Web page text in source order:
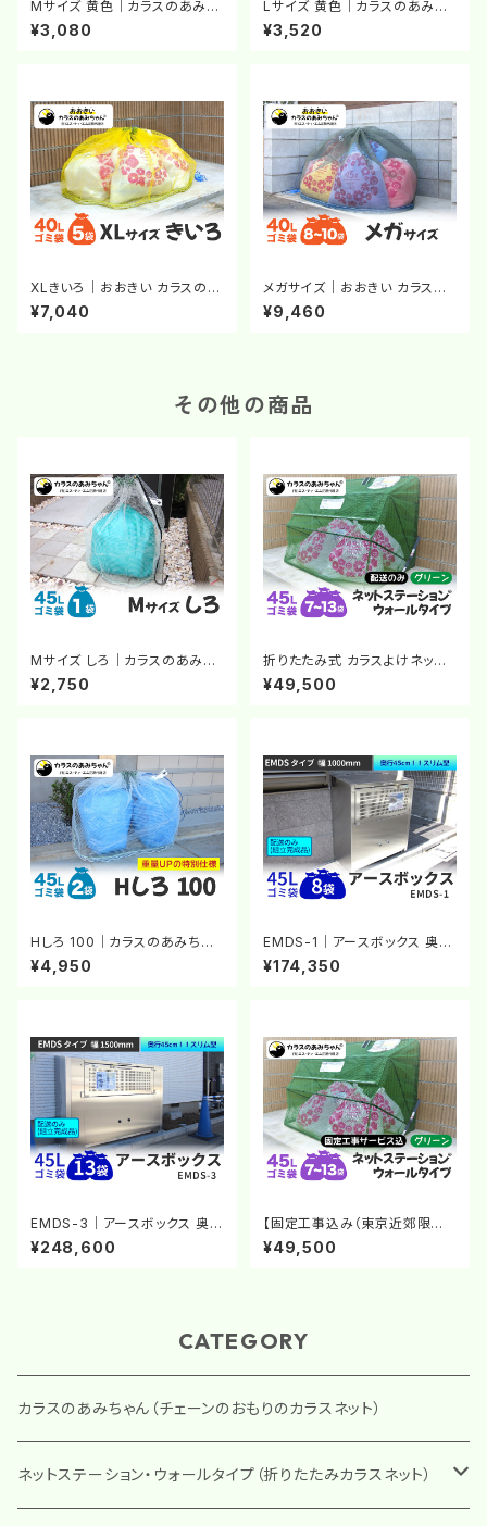
Mサイズ 黄色｜カラスのあみち
ゃん®｜カラスよけネット｜チェ
ーンのおもり｜カラス対策
¥3,080
Lサイズ 黄色｜カラスのあみち
ゃん®｜カラスよけネット｜チェ
ーンのおもり｜カラス対策
¥3,520
XLきいろ｜おおきい カラスのあ
みちゃん®｜カラスよけネット｜
ゴミステーション｜カラス対策
¥7,040
メガサイズ｜おおきい カラスの
あみちゃん®｜カラスよけネット
｜チェーンのおもり｜ゴミステ
¥9,460
その他の商品
Mサイズ しろ｜カラスのあみち
ゃん®｜カラスよけネット｜チェ
ーンのおもり｜白いネット｜カラ
¥2,750
折りたたみ式 カラスよけネット
｜ネットステーション・ウォール
タイプ（グリーン）｜カラスのあ
¥49,500
Hしろ 100｜カラスのあみちゃ
ん®｜カラスよけネット｜チェー
ンのおもり｜白いネット｜カラス
¥4,950
EMDS-1｜アースボックス 奥行
きスリム型｜ゴミステーション
ステンレス製大型ゴミ箱【完成
¥174,350
EMDS-3｜アースボックス 奥
行きスリム型｜ゴミステーション
ステンレス製大型ゴミ箱【完成
¥248,600
【固定工事込み（東京近郊限
定）】折りたたみ式 カラスよけネ
ット｜ネットステーション・ウォー
¥49,500
CATEGORY
カラスのあみちゃん（チェーンのおもりのカラスネット）
ネットステーション・ウォールタイプ（折りたたみカラスネット）